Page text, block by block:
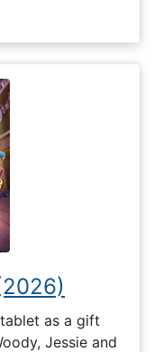
as a gift
Jessie and